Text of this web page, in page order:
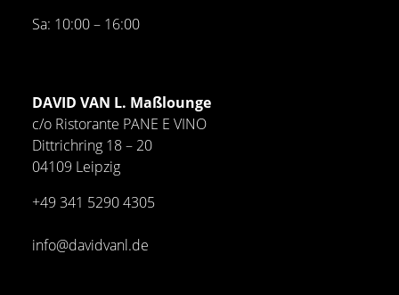
Sa: 10:00 – 16:00
DAVID VAN L. Maßlounge
c/o Ristorante PANE E VINO
Dittrichring 18 – 20
04109 Leipzig
+49 341 5290 4305
info@davidvanl.de